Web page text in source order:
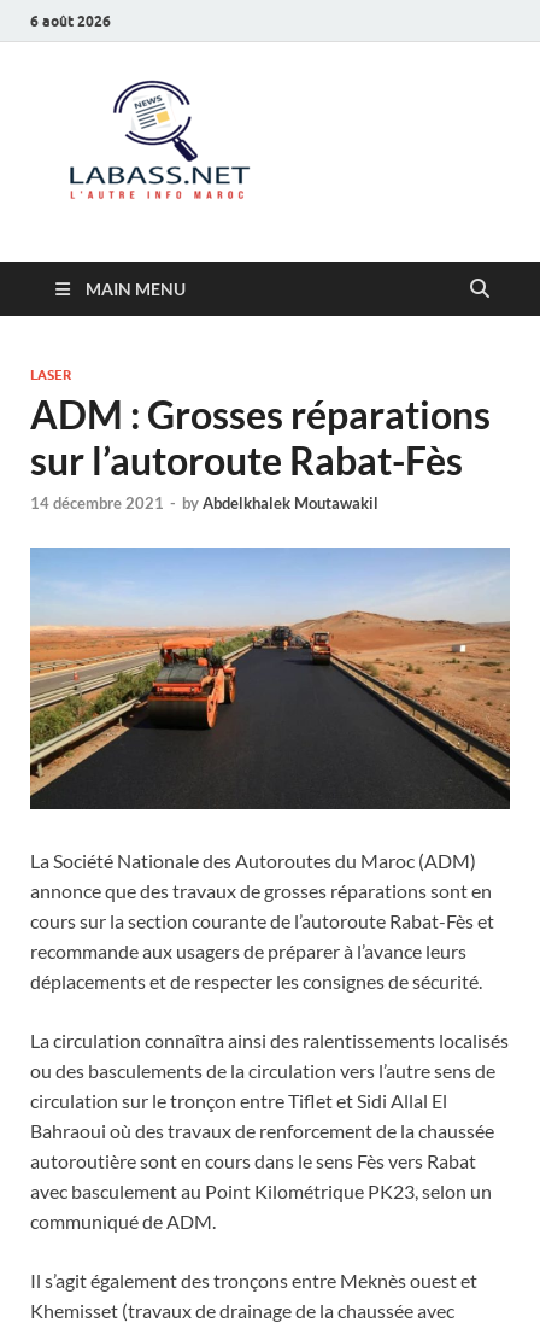
6 août 2026
MAIN MENU
LASER
ADM : Grosses réparations
sur l’autoroute Rabat-Fès
14 décembre 2021 - byAbdelkhalek Moutawakil
La Société Nationale des Autoroutes du Maroc (ADM)
annonce que des travaux de grosses réparations sont en
cours sur la section courante de l’autoroute Rabat-Fès et
recommande aux usagers de préparer à l’avance leurs
déplacements et de respecter les consignes de sécurité.
La circulation connaîtra ainsi des ralentissements localisés
ou des basculements de la circulation vers l’autre sens de
circulation sur le tronçon entre Tiflet et Sidi Allal El
Bahraoui où des travaux de renforcement de la chaussée
autoroutière sont en cours dans le sens Fès vers Rabat
avec basculement au Point Kilométrique PK23, selon un
communiqué de ADM.
Il s’agit également des tronçons entre Meknès ouest et
Khemisset (travaux de drainage de la chaussée avec